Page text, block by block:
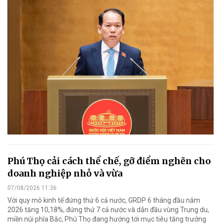
Phú Thọ cải cách thể chế, gỡ điểm nghẽn cho
doanh nghiệp nhỏ và vừa
07/08/2026 11:36
Với quy mô kinh tế đứng thứ 6 cả nước, GRDP 6 tháng đầu năm
2026 tăng 10,18%, đứng thứ 7 cả nước và dẫn đầu vùng Trung du,
miền núi phía Bắc, Phú Thọ đang hướng tới mục tiêu tăng trưởng